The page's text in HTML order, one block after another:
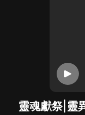
靈魂獻祭|靈